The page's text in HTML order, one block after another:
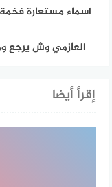
اسماء مستعارة
العازمي وش يرجع
إقرأ أيضا